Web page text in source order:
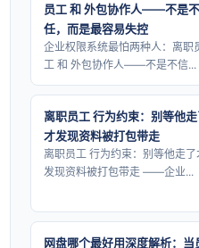
员工 和 外包协作人——不是
任，而是最容易失控
企业权限系统最怕两种人：离职
工 和 外包协作人——不是不信...
离职员工 行为约束：别等他走
才发现资料被打包带走
离职员工 行为约束：别等他走了
发现资料被打包带走 ——企业...
网盘哪个最好用深度解析：当